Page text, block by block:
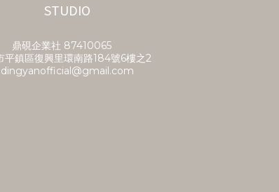
STUDIO
鼎硯企業社​ 87410065
平鎮區復興里環南路184號6樓之2
dingyanofficial@gmail.com